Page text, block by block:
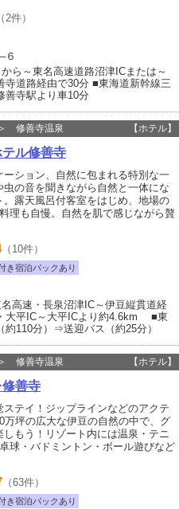
（2件）
６
ら～東名高速道路沼津ICまたは～
寺道路経由で30分 ■東海道新幹線三
善寺駅より車10分
修善寺温泉 【ホテル】
ル修善寺
ション、自然に包まれる特別な一
の音を聞きながら自然と一体にな
。露天風呂付客室をはじめ、地場の
理も自慢。自然を肌で感じながら贅
（10件）
き宿泊パックあり
高速・長泉沼津IC～伊豆縦貫道経
大平IC～大平ICより約4.6km ■東
110分）⇒送迎バス（約25分）
修善寺温泉 【ホテル】
善寺
テイ！ジップラインなどのアクテ
坪の広大な伊豆の自然の中で、グ
しもう！リゾート内には温泉・テニ
球・バドミントン・ボール遊びなど
（63件）
き宿泊パックあり